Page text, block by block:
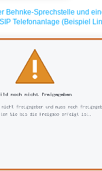
Behnke-Sprechstelle und
Telefonanlage (Beispiel